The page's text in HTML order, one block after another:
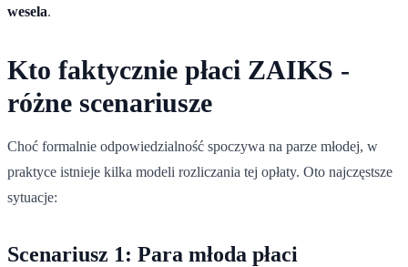
wesela.
Kto faktycznie płaci ZAIKS -
różne scenariusze
Choć formalnie odpowiedzialność spoczywa na parze młodej, w
praktyce istnieje kilka modeli rozliczania tej opłaty. Oto najczęstsze
sytuacje:
Scenariusz 1: Para młoda płaci